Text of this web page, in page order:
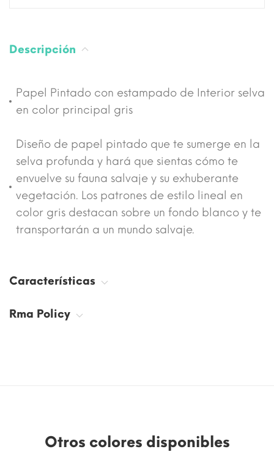
Descripción
Papel Pintado con estampado de Interior selva
en color principal gris
Diseño de papel pintado que te sumerge en la
selva profunda y hará que sientas cómo te
envuelve su fauna salvaje y su exhuberante
vegetación. Los patrones de estilo lineal en
color gris destacan sobre un fondo blanco y te
transportarán a un mundo salvaje.
Características
Rma Policy
Otros colores disponibles